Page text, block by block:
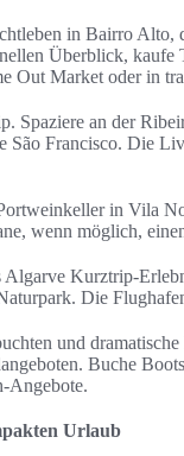
in Bairro
Überblick,
Out Market oder in
Spaziere an der
Francisco. Die
in Vila
wenn möglich,
Algarve Kurztrip-
Die
und
Buche
Angebote.
Urlaub